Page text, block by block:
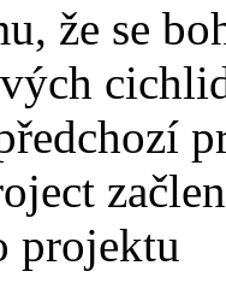
že se
projektu